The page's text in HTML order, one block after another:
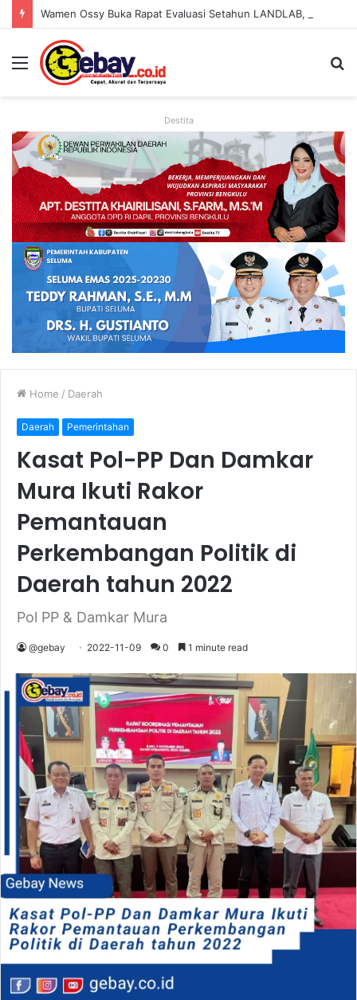
Destita
Home / Daerah
Daerah Pemerintahan
Kasat Pol-PP Dan Damkar
Mura Ikuti Rakor
Pemantauan
Perkembangan Politik di
Daerah tahun 2022
Pol PP & Damkar Mura
@gebay 2022-11-09 0 1 minute read